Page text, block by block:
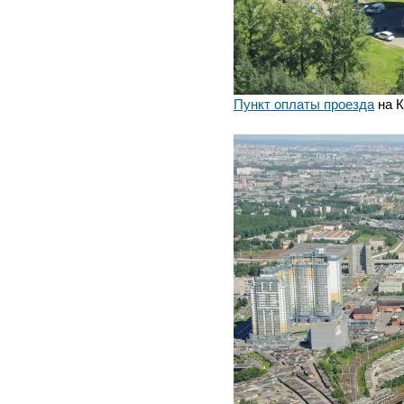
Пункт оплаты проезда на